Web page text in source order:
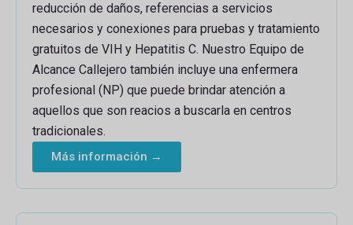
reducción de daños, referencias a servicios
necesarios y conexiones para pruebas y tratamiento
gratuitos de VIH y Hepatitis C. Nuestro Equipo de
Alcance Callejero también incluye una enfermera
profesional (NP) que puede brindar atención a
aquellos que son reacios a buscarla en centros
tradicionales.
Más información →